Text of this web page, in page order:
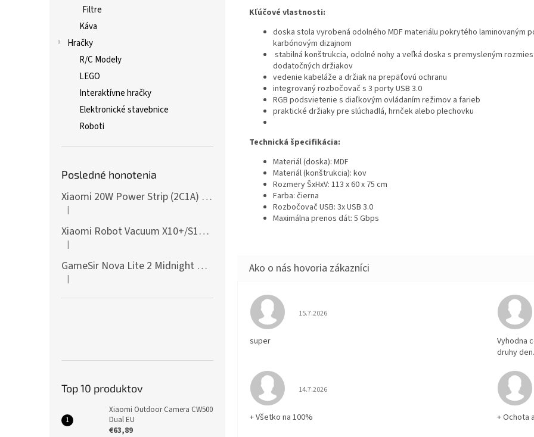
Filtre
Káva
Hračky
R/C Modely
LEGO
Interaktívne hračky
Elektronické stavebnice
Roboti
Posledné honotenia
Xiaomi 20W Power Strip (2C1A) EU
Hodnotenie produktu je 5 z 5 hviezdičiek.
|
Xiaomi Robot Vacuum X10+/S10+/X10/X20+ Side Brush
Hodnotenie produktu je 5 z 5 hviezdičiek.
|
GameSir Nova Lite 2 Midnight Gray
Hodnotenie produktu je 5 z 5 hviezdičiek.
|
Top 10 produktov
Xiaomi Outdoor Camera CW500
Dual EU
€63,89
Kľúčové vlastnosti:
doska stola vyrobená odolného MDF materiálu pokrytého laminovaným
karbónovým dizajnom
stabilná konštrukcia, odolné nohy a veľká doska s premysleným
dodatočných držiakov
vedenie kabeláže a držiak na prepäťovú ochranu
integrovaný rozbočovač s 3 porty USB 3.0
RGB podsvietenie s diaľkovým ovládaním režimov a farieb
praktické držiaky pre slúchadlá, hrnček alebo plechovku
Technická špecifikácia:
Materiál (doska): MDF
Materiál (konštrukcia): kov
Rozmery ŠxHxV: 113 x 60 x 75 cm
Farba: čierna
Rozbočovač USB: 3x USB 3.0
Maximálna prenos dát: 5 Gbps
Hodnotenie obchodu je 5 z 5 hviezdičiek.
15.7.2026
super
Vyhodna
druhy den.
Hodnotenie obchodu je 5 z 5 hviezdičiek.
14.7.2026
+ Všetko na 100% + Ochota